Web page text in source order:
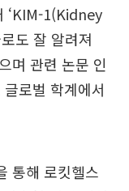
‘KIM-1(Kidney
도 잘 알려져
며 관련 논문 인
로벌 학계에서
통해 로킷헬스